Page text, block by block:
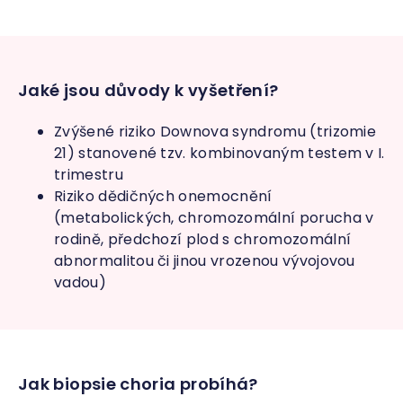
Jaké jsou důvody k vyšetření?
Zvýšené riziko Downova syndromu (trizomie
21) stanovené tzv. kombinovaným testem v I.
trimestru
Riziko dědičných onemocnění
(metabolických, chromozomální porucha v
rodině, předchozí plod s chromozomální
abnormalitou či jinou vrozenou vývojovou
vadou)
Jak biopsie choria probíhá?